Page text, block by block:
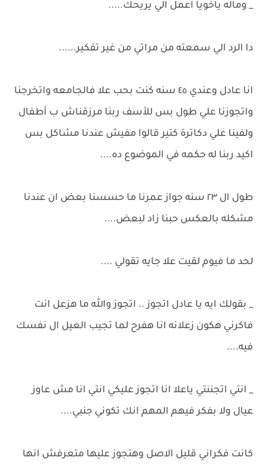
_ وماله ياخويا اعمل الي يريحك.....
دا الرد الي سمعته من مراتي من غير تفكير......
انا عادل وعندي ٤٥ سنه كنت بحب علا فالجامعه واتخرجنا
واتجوزنا علي طول بس للأسف ربنا مرزقناش ب أطفال
ولفينا علي دكاترة كتير قالوا مفيش عندنا مشاكل بس
اكيد ربنا له حكمه في الموضوع ده....
طول ال ٢٣ سنه جواز عمرنا ما حسسنا بعض ان عندنا
مشكله بالعكس حبنا زاد لبعض....
لحد ما فيوم لقيت علا جايه تقولي ....
_ بقولك ايه يا عادل اتجوز .. اتجوز والله ما هزعل انت
فاكرني هكون زعلانه انا هفرح لما تجيب العيل ال نفسك
فيه....
_ انتي اتجننتي ياعلا انا اتجوز عليكي انتي انا مش عاوز
عيال ولا بفكر فيهم المهم انك تكوني جنبي....
كانت فكراني قليل الاصل وهتجوز عليها متعرفش انها